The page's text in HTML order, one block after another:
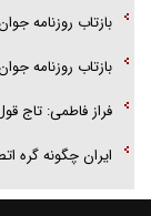
قصه ناتمام سرویس
آیا مقاومت فلسطین
بازتاب روزنامه جوان ۱۵ مرداد در شبکه
بازتاب روزنامه جوان ۷ مرداد در شبکه
فراز فاطمی: تاج
ایران چگونه گره